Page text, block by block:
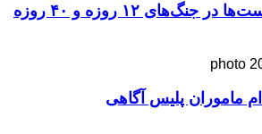
۲ عامل مهم صهیونیست‌ها در جنگ‌های ۱۲ روزه و ۴۰ روزه
ماموران پلیس آگاهی